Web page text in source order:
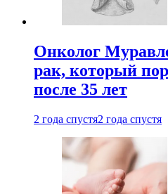
Онколог
рак, который
после 35 лет
2 года спустя2 года спустя